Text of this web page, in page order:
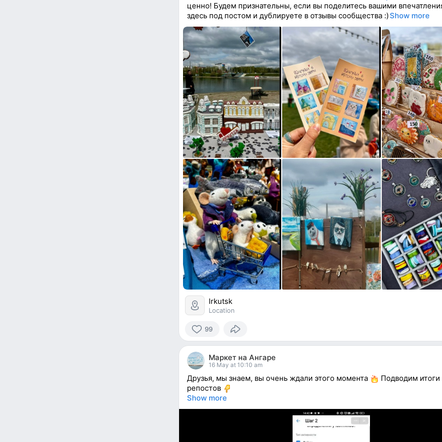
ценно! Будем признательны, если вы поделитесь вашими
здесь под постом и дублируете в отзывы сообщества :)Show more
Irkutsk
Location
99
99
reactedМаркет на Ангаре
16 May at 10:10 am
Друзья, мы знаем, вы очень ждали этого момента
Подводим итоги
репостов
Show more